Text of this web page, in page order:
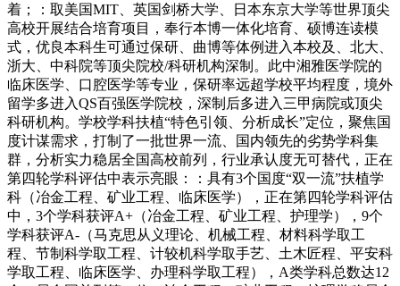
着；：取美国MIT、英国剑桥大学、日本东京大学等世界顶尖
高校开展结合培育项目，奉行本博一体化培育、硕博连读模
式，优良本科生可通过保研、曲博等体例进入本校及、北大、
浙大、中科院等顶尖院校/科研机构深制。此中湘雅医学院的
临床医学、口腔医学等专业，保研率远超学校平均程度，境外
留学多进入QS百强医学院校，深制后多进入三甲病院或顶尖
科研机构。学校学科扶植“特色引领、分析成长”定位，聚焦国
度计谋需求，打制了一批世界一流、国内领先的劣势学科集
群，分析实力稳居全国高校前列，行业承认度无可替代，正在
第四轮学科评估中表示亮眼：：具有3个国度“双一流”扶植学
科（冶金工程、矿业工程、临床医学），正在第四轮学科评估
中，3个学科获评A+（冶金工程、矿业工程、护理学），9个
学科获评A-（马克思从义理论、机械工程、材料科学取工
程、节制科学取工程、计较机科学取手艺、土木匠程、平安科
学取工程、临床医学、办理科学取工程），A类学科总数达12